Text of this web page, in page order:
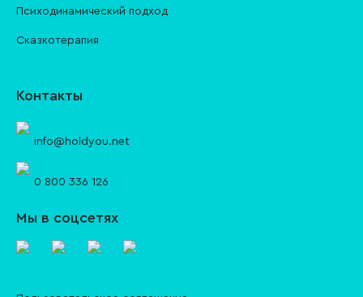
Психодинамический подход
Сказкотерапия
Контакты
info@holdyou.net
0 800 336 126
Мы в соцсетях